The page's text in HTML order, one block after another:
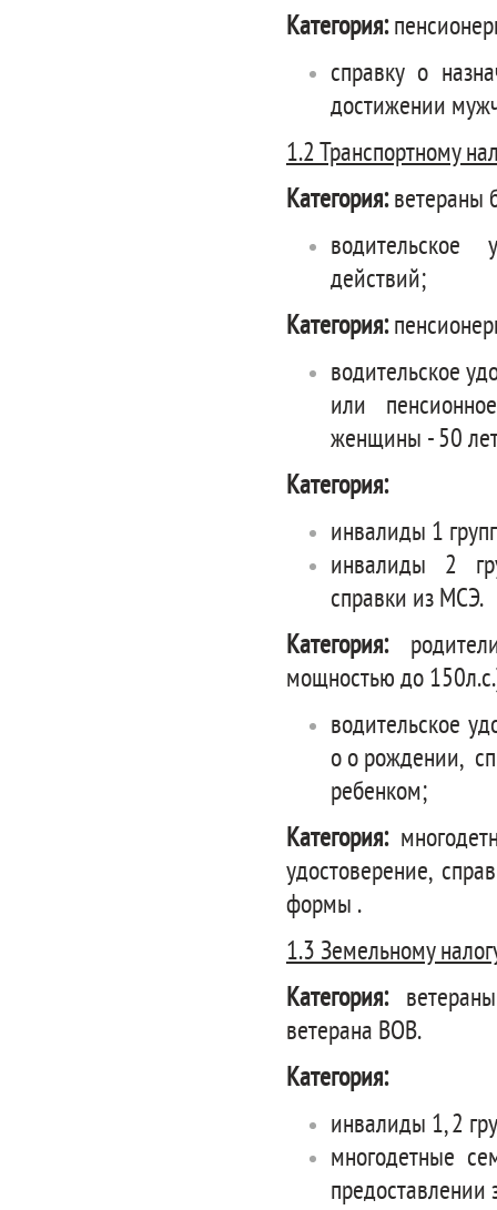
Категория:
справку о
достижении
1.2 Транспортному
Категория:ветераны
водительское
действий;
Категория:
водительское
или
женщины - 50
Категория:
инвалиды 1
инвалиды 2
справки из МСЭ.
Категория:
мощностью до
водительское
о о рождении,
ребенком;
Категория:
удостоверение,
формы .
1.3 Земельному
Категория:
ветерана ВОВ.
Категория:
инвалиды 1, 2
многодетные